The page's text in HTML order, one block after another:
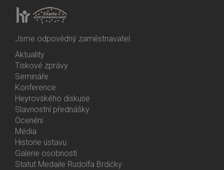
Jsme odpovědný zaměstnavatel.
Bottom
Menu
Activities
Aktuality
Tiskové zprávy
Semináře
Konference
Heyrovského diskuse
Slavnostní přednášky
Ocenění
Média
Historie ústavu
Galerie osobností
Statut Medaile Rudolfa Brdičky